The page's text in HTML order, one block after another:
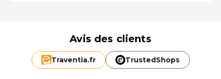
Avis des clients
Traventia.fr TrustedShops